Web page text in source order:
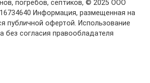
погребов, септиков, © 2025 ООО
Информация, размещенная на
публичной офертой. Использование
без согласия правообладателя